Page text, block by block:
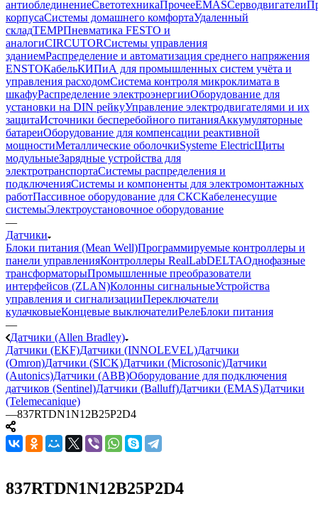
антиоблединениеСветотехникаПрочееEMASCерводвигатели
корпусаСистемы домашнего комфортаУдаленный
складTEMPПневматика FESTO и
аналогиCIRCUTORСистемы управления
зданиемРаспределение и автоматизация среднего напряжения
ENSTOКабельКИПиА для промышленных систем учёта и
управления расходомСистема контроля микроклимата в
шкафуРаспределение электроэнергииОборудование для
установки на DIN рейкуУправление электродвигателями и их
защитаИсточники бесперебойного питанияАккумуляторные
батареиОборудование для компенсации реактивной
мощностиМеталлические оболочкиSysteme ElectricЩиты
модульныеЗарядные устройства для
электротранспортаСистемы распределения и
подключенияСистемы и компоненты для электромонтажных
работПассивное оборудование для СКСКабеленесущие
системыЭлектроустановочное оборудование
—
Датчики
Блоки питания (Mean Well)Программируемые контроллеры и
панели управленияКонтроллеры RealLabDELTAОднофазные
трансформаторыПромышленные преобразователи
интерфейсов (ZLAN)Колонны сигнальныеУстройства
управления и сигнализацииПереключатели
кулачковыеКонцевые выключателиРелеБлоки питания
—
Датчики (Allen Bradley)
Датчики (EKF)Датчики (INNOLEVEL)Датчики
(Omron)Датчики (SICK)Датчики (Microsonic)Датчики
(Autonics)Датчики (ABB)Оборудование для подключения
датчиков (Sentinel)Датчики (Balluff)Датчики (EMAS)Датчики
(Telemecanique)
—837RTDN1N12B25P2D4
837RTDN1N12B25P2D4